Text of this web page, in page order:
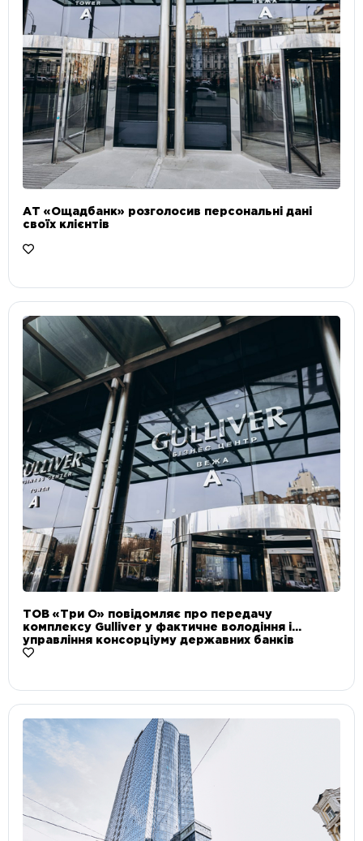
АТ «Ощадбанк» розголосив персональні дані
своїх клієнтів
ТОВ «Три О» повідомляє про передачу
комплексу Gulliver у фактичне володіння і
управління консорціуму державних банків